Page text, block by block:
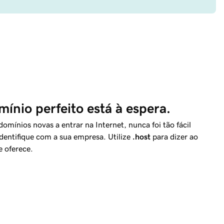
perfeito está à espera.
novas a entrar na Internet, nunca foi tão fácil
com a sua empresa. Utilize .host para dizer ao
oferece.